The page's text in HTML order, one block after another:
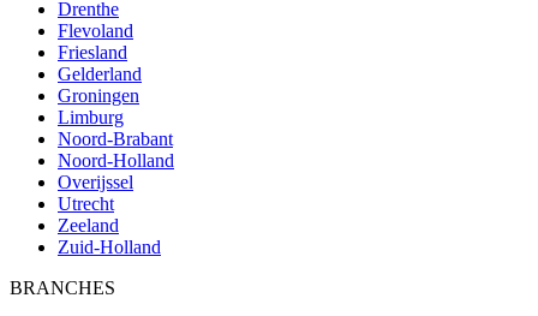
Drenthe
Flevoland
Friesland
Gelderland
Groningen
Limburg
Noord-Brabant
Noord-Holland
Overijssel
Utrecht
Zeeland
Zuid-Holland
BRANCHES